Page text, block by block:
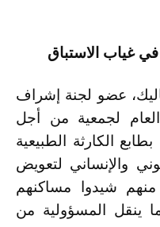
في غياب الاستباق
عضو لجنة إشراف
لجمعية من أجل
الكارثة الطبيعية
والإنساني لتعويض
شيدوا مساكنهم
ينقل المسؤولية من